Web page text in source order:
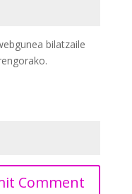
bilatzaile